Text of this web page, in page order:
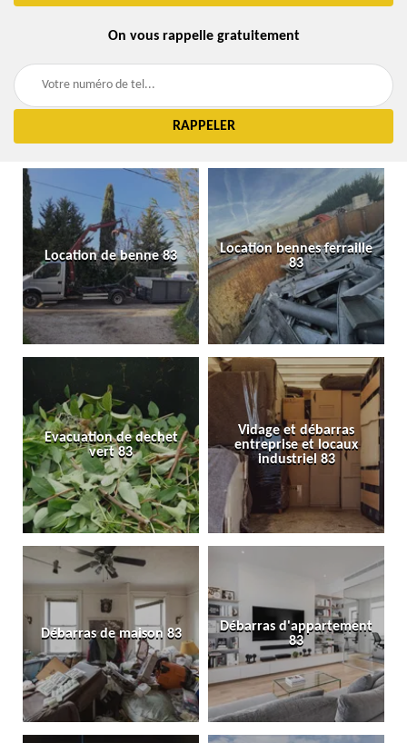
On vous rappelle gratuitement
Location de benne 83
Location bennes ferraille
83
Evacuation de dechet
vert 83
Vidage et débarras
entreprise et locaux
industriel 83
Débarras de maison 83
Débarras d'appartement
83